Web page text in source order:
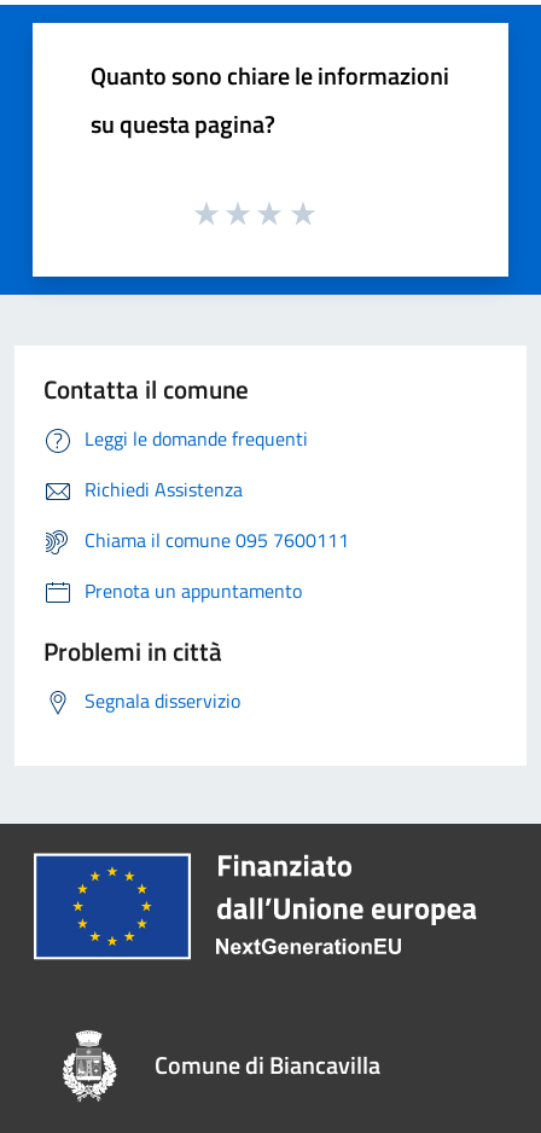
Quanto sono chiare le informazioni
su questa pagina?
Contatta il comune
Leggi le domande frequenti
Richiedi Assistenza
Chiama il comune 095 7600111
Prenota un appuntamento
Problemi in città
Segnala disservizio
Comune di Biancavilla